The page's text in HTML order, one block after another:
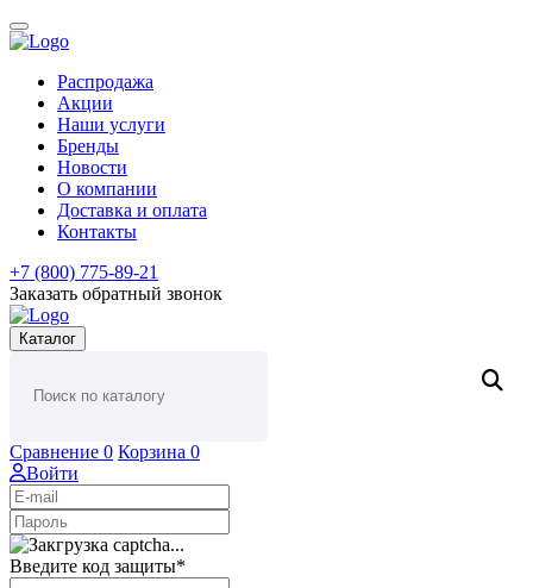
Распродажа
Акции
Наши услуги
Бренды
Новости
О компании
Доставка и оплата
Контакты
+7 (800) 775-89-21
Заказать обратный звонок
Каталог
Сравнение 0 Корзина 0
Войти
Введите код защиты*